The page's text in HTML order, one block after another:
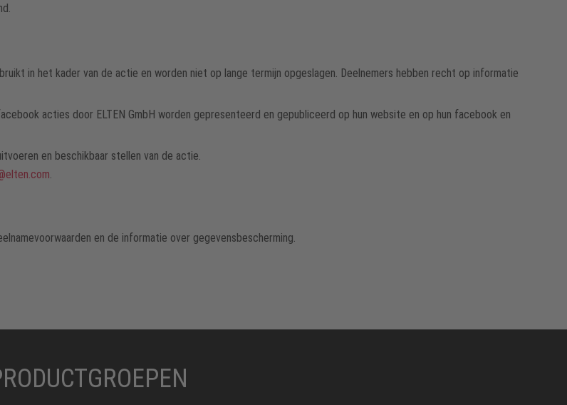
in het kader van de actie en worden niet op lange termijn opgeslagen. Deelnemers hebben recht op informatie
acties door ELTEN GmbH worden gepresenteerd en gepubliceerd op hun website en op hun facebook en
en beschikbaar stellen van de actie.
.
en de informatie over gegevensbescherming.